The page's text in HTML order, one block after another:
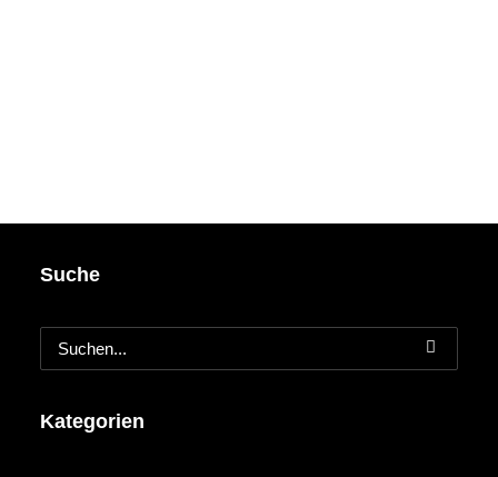
Suche
Kategorien